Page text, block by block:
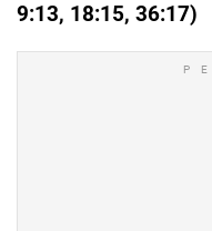
9:13, 18:15, 36:17)